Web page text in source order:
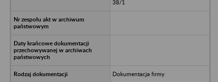
38/1
Dokumentacja firmy